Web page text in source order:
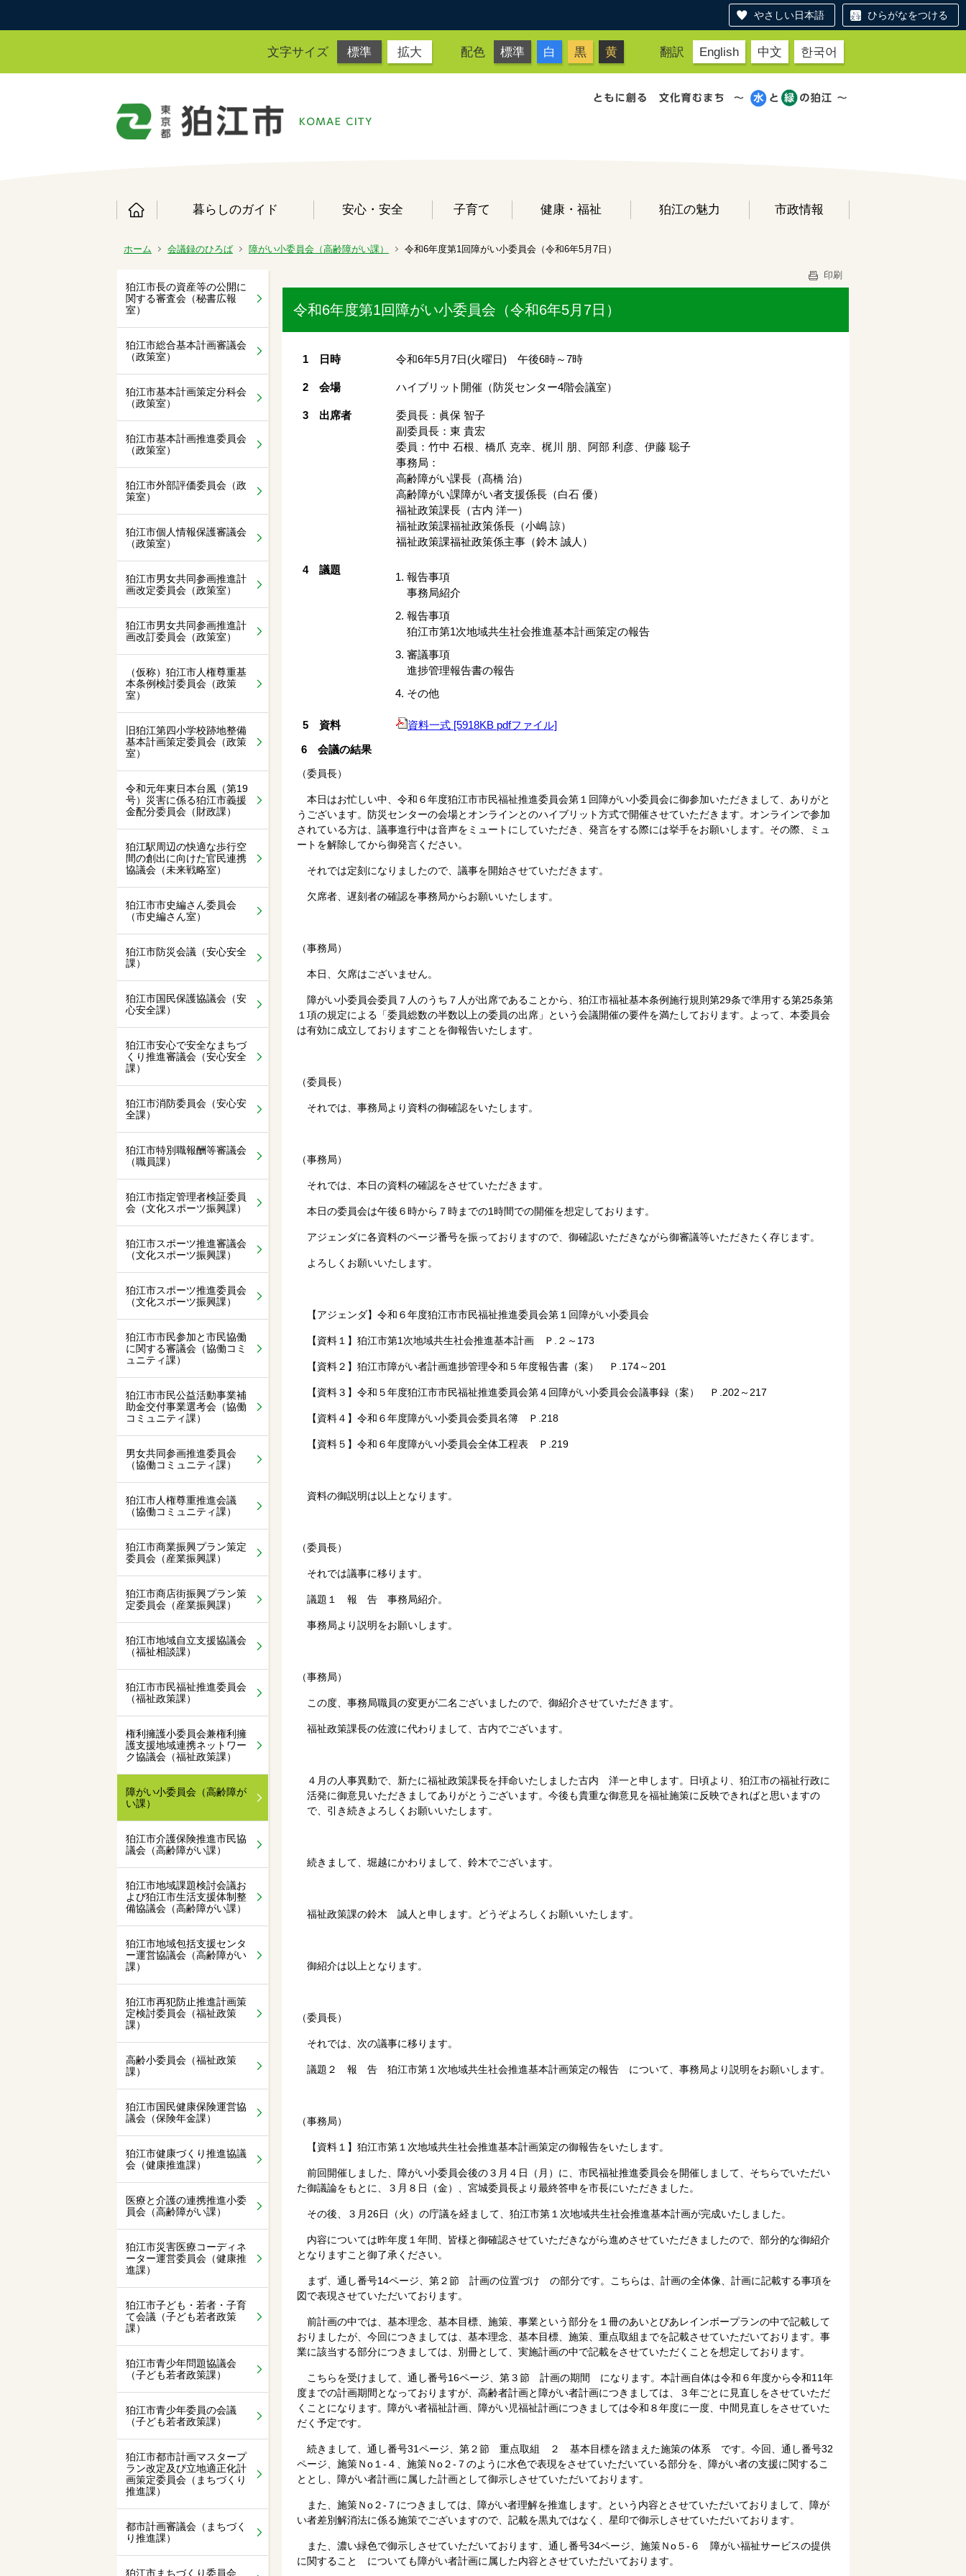
やさしい日本語 ひらがなをつける
文字サイズ 標準 拡大 配色 標準 白 黒 黄 翻訳 English 中文 한국어
暮らしのガイド 安心・安全 子育て 健康・福祉 狛江の魅力 市政情報
ホーム 会議録のひろば 障がい小委員会（高齢障がい課） 令和6年度第1回障がい小委員会（令和6年5月7日）
狛江市長の資産等の公開に
関する審査会（秘書広報
室）
狛江市総合基本計画審議会
（政策室）
狛江市基本計画策定分科会
（政策室）
狛江市基本計画推進委員会
（政策室）
狛江市外部評価委員会（政
策室）
狛江市個人情報保護審議会
（政策室）
狛江市男女共同参画推進計
画改定委員会（政策室）
狛江市男女共同参画推進計
画改訂委員会（政策室）
（仮称）狛江市人権尊重基
本条例検討委員会（政策
室）
旧狛江第四小学校跡地整備
基本計画策定委員会（政策
室）
令和元年東日本台風（第19
号）災害に係る狛江市義援
金配分委員会（財政課）
狛江駅周辺の快適な歩行空
間の創出に向けた官民連携
協議会（未来戦略室）
狛江市市史編さん委員会
（市史編さん室）
狛江市防災会議（安心安全
課）
狛江市国民保護協議会（安
心安全課）
狛江市安心で安全なまちづ
くり推進審議会（安心安全
課）
狛江市消防委員会（安心安
全課）
狛江市特別職報酬等審議会
（職員課）
狛江市指定管理者検証委員
会（文化スポーツ振興課）
狛江市スポーツ推進審議会
（文化スポーツ振興課）
狛江市スポーツ推進委員会
（文化スポーツ振興課）
狛江市市民参加と市民協働
に関する審議会（協働コミ
ュニティ課）
狛江市市民公益活動事業補
助金交付事業選考会（協働
コミュニティ課）
男女共同参画推進委員会
（協働コミュニティ課）
狛江市人権尊重推進会議
（協働コミュニティ課）
狛江市商業振興プラン策定
委員会（産業振興課）
狛江市商店街振興プラン策
定委員会（産業振興課）
狛江市地域自立支援協議会
（福祉相談課）
狛江市市民福祉推進委員会
（福祉政策課）
権利擁護小委員会兼権利擁
護支援地域連携ネットワー
ク協議会（福祉政策課）
障がい小委員会（高齢障が
い課）
狛江市介護保険推進市民協
議会（高齢障がい課）
狛江市地域課題検討会議お
よび狛江市生活支援体制整
備協議会（高齢障がい課）
狛江市地域包括支援センタ
ー運営協議会（高齢障がい
課）
狛江市再犯防止推進計画策
定検討委員会（福祉政策
課）
高齢小委員会（福祉政策
課）
狛江市国民健康保険運営協
議会（保険年金課）
狛江市健康づくり推進協議
会（健康推進課）
医療と介護の連携推進小委
員会（高齢障がい課）
狛江市災害医療コーディネ
ーター運営委員会（健康推
進課）
狛江市子ども・若者・子育
て会議（子ども若者政策
課）
狛江市青少年問題協議会
（子ども若者政策課）
狛江市青少年委員の会議
（子ども若者政策課）
狛江市都市計画マスタープ
ラン改定及び立地適正化計
画策定委員会（まちづくり
推進課）
都市計画審議会（まちづく
り推進課）
狛江市まちづくり委員会
印刷
令和6年度第1回障がい小委員会（令和6年5月7日）
1 日時 令和6年5月7日(火曜日) 午後6時～7時
2 会場 ハイブリット開催（防災センター4階会議室）
3 出席者
委員長：眞保 智子
副委員長：東 貴宏
委員：竹中 石根、橋爪 克幸、梶川 朋、阿部 利彦、伊藤 聡子
事務局：
高齢障がい課長（髙橋 治）
高齢障がい課障がい者支援係長（白石 優）
福祉政策課長（古内 洋一）
福祉政策課福祉政策係長（小嶋 諒）
福祉政策課福祉政策係主事（鈴木 誠人）
4 議題
報告事項
事務局紹介
報告事項
狛江市第1次地域共生社会推進基本計画策定の報告
審議事項
進捗管理報告書の報告
その他
5 資料
資料一式 [5918KB pdfファイル]
6 会議の結果
（委員長）
本日はお忙しい中、令和６年度狛江市市民福祉推進委員会第１回障がい小委員会に御参加いただきまして、ありがと
うございます。防災センターの会場とオンラインとのハイブリット方式で開催させていただきます。オンラインで参加
されている方は、議事進行中は音声をミュートにしていただき、発言をする際には挙手をお願いします。その際、ミュ
ートを解除してから御発言ください。
それでは定刻になりましたので、議事を開始させていただきます。
欠席者、遅刻者の確認を事務局からお願いいたします。
（事務局）
本日、欠席はございません。
障がい小委員会委員７人のうち７人が出席であることから、狛江市福祉基本条例施行規則第29条で準用する第25条第
１項の規定による「委員総数の半数以上の委員の出席」という会議開催の要件を満たしております。よって、本委員会
は有効に成立しておりますことを御報告いたします。
（委員長）
それでは、事務局より資料の御確認をいたします。
（事務局）
それでは、本日の資料の確認をさせていただきます。
本日の委員会は午後６時から７時までの1時間での開催を想定しております。
アジェンダに各資料のページ番号を振っておりますので、御確認いただきながら御審議等いただきたく存じます。
よろしくお願いいたします。
【アジェンダ】令和６年度狛江市市民福祉推進委員会第１回障がい小委員会
【資料１】狛江市第1次地域共生社会推進基本計画 Ｐ.２～173
【資料２】狛江市障がい者計画進捗管理令和５年度報告書（案） Ｐ.174～201
【資料３】令和５年度狛江市市民福祉推進委員会第４回障がい小委員会会議事録（案） Ｐ.202～217
【資料４】令和６年度障がい小委員会委員名簿 Ｐ.218
【資料５】令和６年度障がい小委員会全体工程表 Ｐ.219
資料の御説明は以上となります。
（委員長）
それでは議事に移ります。
議題１ 報 告 事務局紹介。
事務局より説明をお願いします。
（事務局）
この度、事務局職員の変更が二名ございましたので、御紹介させていただきます。
福祉政策課長の佐渡に代わりまして、古内でございます。
４月の人事異動で、新たに福祉政策課長を拝命いたしました古内 洋一と申します。日頃より、狛江市の福祉行政に
活発に御意見いただきましてありがとうございます。今後も貴重な御意見を福祉施策に反映できればと思いますの
で、引き続きよろしくお願いいたします。
続きまして、堀越にかわりまして、鈴木でございます。
福祉政策課の鈴木 誠人と申します。どうぞよろしくお願いいたします。
御紹介は以上となります。
（委員長）
それでは、次の議事に移ります。
議題２ 報 告 狛江市第１次地域共生社会推進基本計画策定の報告 について、事務局より説明をお願いします。
（事務局）
【資料１】狛江市第１次地域共生社会推進基本計画策定の御報告をいたします。
前回開催しました、障がい小委員会後の３月４日（月）に、市民福祉推進委員会を開催しまして、そちらでいただい
た御議論をもとに、３月８日（金）、宮城委員長より最終答申を市長にいただきました。
その後、３月26日（火）の庁議を経まして、狛江市第１次地域共生社会推進基本計画が完成いたしました。
内容については昨年度１年間、皆様と御確認させていただきながら進めさせていただきましたので、部分的な御紹介
となりますこと御了承ください。
まず、通し番号14ページ、第２節 計画の位置づけ の部分です。こちらは、計画の全体像、計画に記載する事項を
図で表現させていただいております。
前計画の中では、基本理念、基本目標、施策、事業という部分を１冊のあいとぴあレインボープランの中で記載して
おりましたが、今回につきましては、基本理念、基本目標、施策、重点取組までを記載させていただいております。事
業に該当する部分につきましては、別冊として、実施計画の中で記載をさせていただくことを想定しております。
こちらを受けまして、通し番号16ページ、第３節 計画の期間 になります。本計画自体は令和６年度から令和11年
度までの計画期間となっておりますが、高齢者計画と障がい者計画につきましては、３年ごとに見直しをさせていただ
くことになります。障がい者福祉計画、障がい児福祉計画につきましては令和８年度に一度、中間見直しをさせていた
だく予定です。
続きまして、通し番号31ページ、第２節 重点取組 ２ 基本目標を踏まえた施策の体系 です。今回、通し番号32
ページ、施策Ｎо１-４、施策Ｎо２-７のように水色で表現をさせていただいている部分を、障がい者の支援に関するこ
ととし、障がい者計画に属した計画として御示しさせていただいております。
また、施策Ｎо２-７につきましては、障がい者理解を推進します。という内容とさせていただいておりまして、障が
い者差別解消法に係る施策でございますので、記載を黒丸ではなく、星印で御示しさせていただいております。
また、濃い緑色で御示しさせていただいております、通し番号34ページ、施策Ｎо５-６ 障がい福祉サービスの提供
に関すること についても障がい者計画に属した内容とさせていただいております。